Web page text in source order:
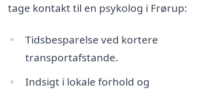
tage kontakt til en psykolog i Frørup:
Tidsbesparelse ved kortere
transportafstande.
Indsigt i lokale forhold og